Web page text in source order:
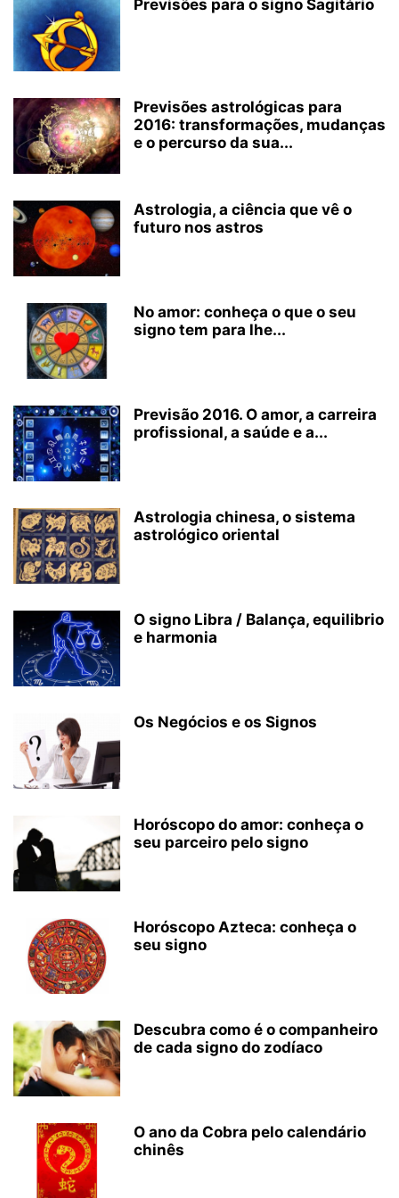
Previsões para o signo Sagitário
Previsões astrológicas para
2016: transformações, mudanças
e o percurso da sua...
Astrologia, a ciência que vê o
futuro nos astros
No amor: conheça o que o seu
signo tem para lhe...
Previsão 2016. O amor, a carreira
profissional, a saúde e a...
Astrologia chinesa, o sistema
astrológico oriental
O signo Libra / Balança, equilibrio
e harmonia
Os Negócios e os Signos
Horóscopo do amor: conheça o
seu parceiro pelo signo
Horóscopo Azteca: conheça o
seu signo
Descubra como é o companheiro
de cada signo do zodíaco
O ano da Cobra pelo calendário
chinês